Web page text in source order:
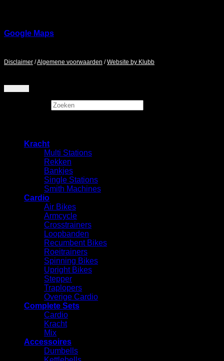
Google Maps
Disclaimer /Algemene voorwaarden /Website by Klubb
Kracht
Multi Stations
Rekken
⁠Bankjes
Single Stations
Smith Machines
Cardio
Air Bikes
Armcycle
Crosstrainers
Loopbanden
Recumbent Bikes
Roeitrainers
Spinning Bikes
Upright Bikes
Stepper
Traplopers
Overige Cardio
Complete Sets
Cardio
⁠Kracht
Mix
Accessoires
⁠Dumbells